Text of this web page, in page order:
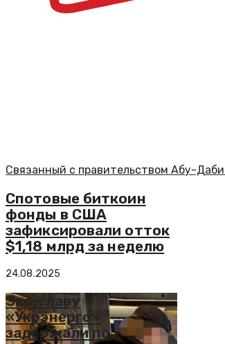
Связанный с правительством Абу-
Спотовые биткоин
фонды в США
зафиксировали отток
$1,18 млрд за неделю
24.08.2025
Экс-главу
«Укрэнерго»
задержали по